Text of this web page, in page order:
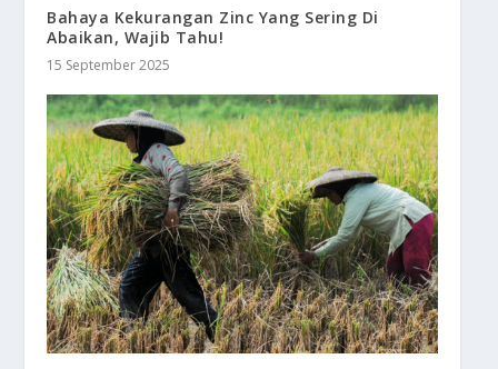
Bahaya Kekurangan Zinc Yang Sering Di
Abaikan, Wajib Tahu!
15 September 2025